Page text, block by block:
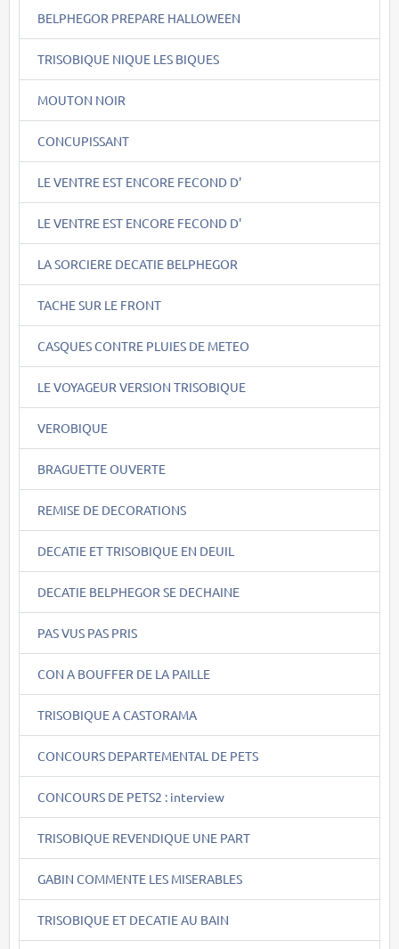
BELPHEGOR PREPARE HALLOWEEN
TRISOBIQUE NIQUE LES BIQUES
MOUTON NOIR
CONCUPISSANT
LE VENTRE EST ENCORE FECOND D'
LE VENTRE EST ENCORE FECOND D'
LA SORCIERE DECATIE BELPHEGOR
TACHE SUR LE FRONT
CASQUES CONTRE PLUIES DE METEO
LE VOYAGEUR VERSION TRISOBIQUE
VEROBIQUE
BRAGUETTE OUVERTE
REMISE DE DECORATIONS
DECATIE ET TRISOBIQUE EN DEUIL
DECATIE BELPHEGOR SE DECHAINE
PAS VUS PAS PRIS
CON A BOUFFER DE LA PAILLE
TRISOBIQUE A CASTORAMA
CONCOURS DEPARTEMENTAL DE PETS
CONCOURS DE PETS2 : interview
TRISOBIQUE REVENDIQUE UNE PART
GABIN COMMENTE LES MISERABLES
TRISOBIQUE ET DECATIE AU BAIN